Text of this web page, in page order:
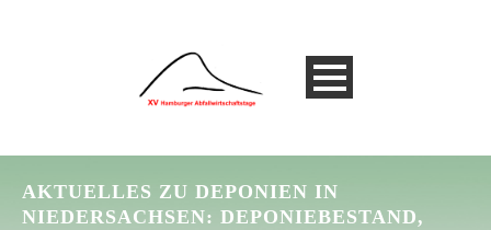
AKTUELLES ZU DEPONIEN IN
NIEDERSACHSEN: DEPONIEBESTAND,